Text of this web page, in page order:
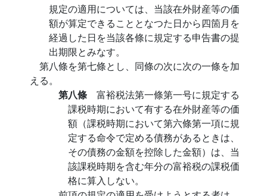
規定の適用については、当該在外財産等の価
額が算定できることとなつた日から四箇月を
経過した日を当該各條に規定する申告書の提
出期限とみなす。
第八條を第七條とし、同條の次に次の一條を加
える。
第八條 富裕税法第一條第一号に規定する
課税時期において有する在外財産等の価
額（課税時期において第六條第一項に規
定する命令で定める債務があるときは、
その債務の金額を控除した金額）は、当
該課税時期を含む年分の富裕税の課税価
格に算入しない。